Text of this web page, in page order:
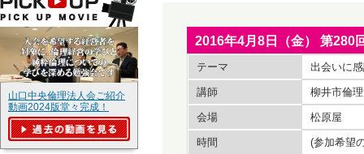
2016年4月8日（金） 第
テーマ 出会いに
講師 柳井市倫
会場 松原屋
時間 (参加希望
山口中央倫理法人会ご紹介
動画2024版堂々完成！